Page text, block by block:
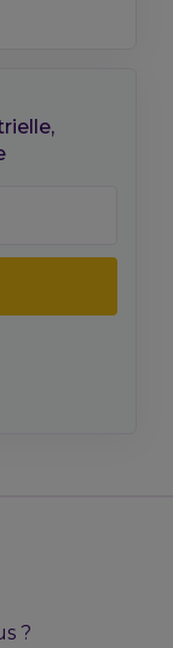
?